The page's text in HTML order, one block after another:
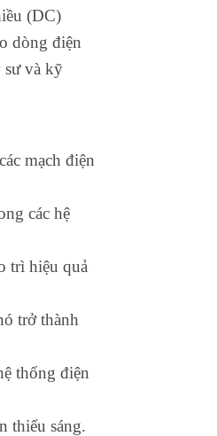
(DC)
dòng điện
sư và kỹ
mạch điện
các hệ
trì hiệu quả
trở thành
thống điện
thiếu sáng.